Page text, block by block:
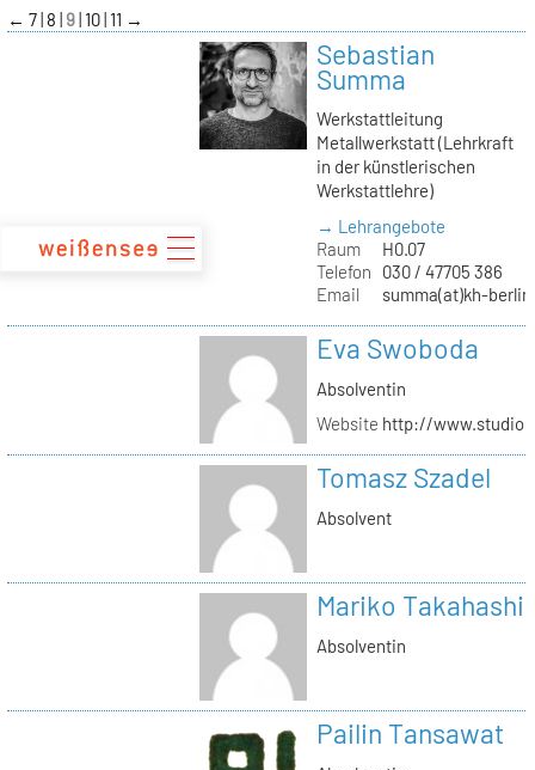
zum
Inhalt
← 7 8 9 10 11 →
Sebastian
Summa
Werkstattleitung
Metallwerkstatt (Lehrkraft
in der künstlerischen
Werkstattlehre)
→ Lehrangebote
Raum
H0.07
Telefon
030 / 47705 386
Email
summa(at)kh-
Eva Swoboda
Absolventin
Website http://
Tomasz Szadel
Absolvent
Mariko Takahashi
Absolventin
Pailin Tansawat